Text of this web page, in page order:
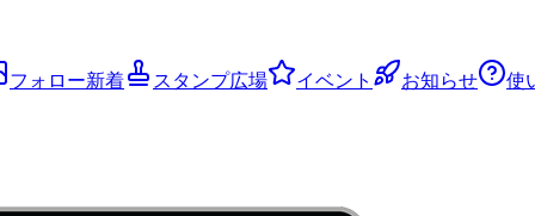
フォロー新着 スタンプ広場 イベント お知らせ 使